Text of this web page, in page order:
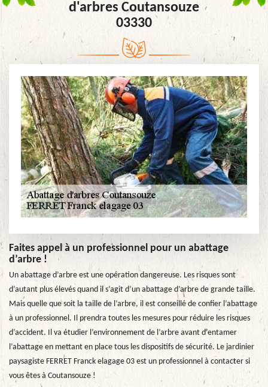
d'arbres Coutansouze
03330
Faites appel à un professionnel pour un abattage
d’arbre !
Un abattage d’arbre est une opération dangereuse. Les risques sont
d’autant plus élevés quand il s’agit d’un abattage d’arbre de grande taille.
Mais quelle que soit la taille de l’arbre, il est conseillé de confier l’abattage
à un professionnel. Il prendra toutes les mesures pour réduire les risques
d’accident. Il va étudier l’environnement de l’arbre avant d’entamer
l’abattage en mettant en place tous les dispositifs de sécurité. Le jardinier
paysagiste FERRET Franck elagage 03 est un professionnel à contacter si
vous êtes à Coutansouze !